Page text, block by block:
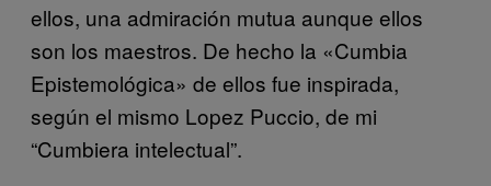
ellos, una admiración mutua aunque ellos
son los maestros. De hecho la «Cumbia
Epistemológica» de ellos fue inspirada,
según el mismo Lopez Puccio, de mi
“Cumbiera intelectual”.